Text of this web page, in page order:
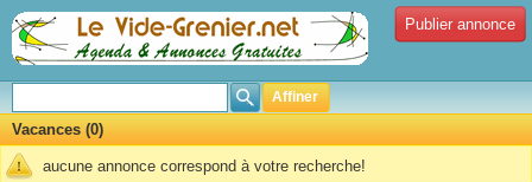
Publier annonce
Affiner
Vacances (0)
aucune annonce correspond à votre recherche!